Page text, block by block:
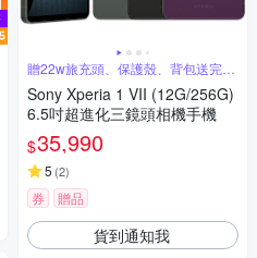
贈22w旅充頭、保護殼、背包送完為
止
Sony Xperia 1 VII (12G/256G)
6.5吋超進化三鏡頭相機手機
$35,990
5 (2)
券 贈品
貨到通知我